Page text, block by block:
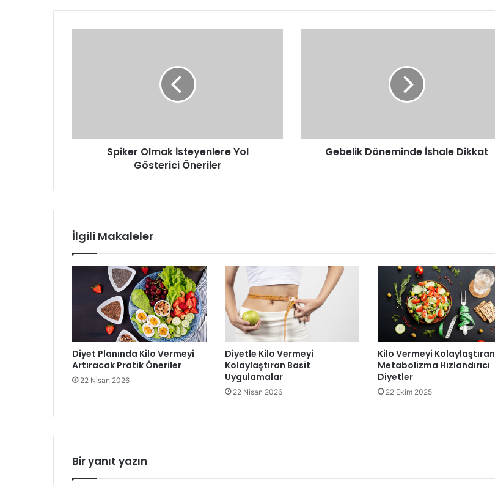
Spiker Olmak İsteyenlere Yol
Gösterici Öneriler
Gebelik Döneminde İshale Dikkat
İlgili Makaleler
Diyet Planında Kilo Vermeyi
Artıracak Pratik Öneriler
22 Nisan 2026
Diyetle Kilo Vermeyi
Kolaylaştıran Basit
Uygulamalar
22 Nisan 2026
Kilo Vermeyi Kolaylaştıran
Metabolizma Hızlandırıcı
Diyetler
22 Ekim 2025
Bir yanıt yazın